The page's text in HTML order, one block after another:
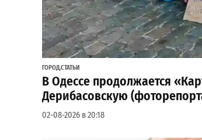
ГОРОД,СТАТЬИ
В Одессе продолжается
Дерибасовскую
02-08-2026 в 20:18